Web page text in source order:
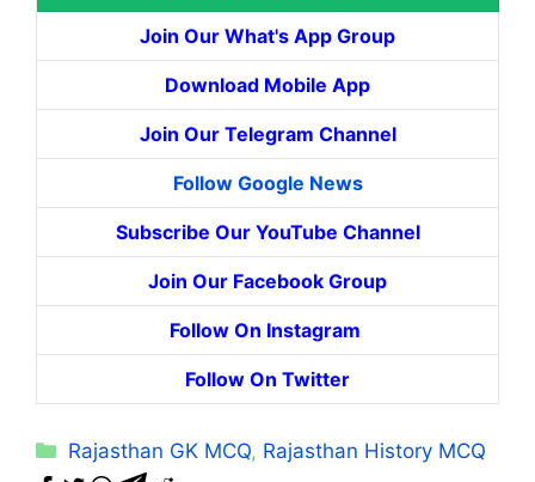
Join Our What's App Group
Download Mobile App
Join Our Telegram Channel
Follow Google News
Subscribe Our YouTube Channel
Join Our Facebook Group
Follow On Instagram
Follow On Twitter
Categories
Rajasthan GK MCQ, Rajasthan History MCQ